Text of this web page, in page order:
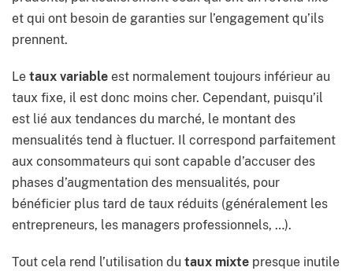
et qui ont besoin de garanties sur l’engagement qu’ils
prennent.
Le taux variable est normalement toujours inférieur au
taux fixe, il est donc moins cher. Cependant, puisqu’il
est lié aux tendances du marché, le montant des
mensualités tend à fluctuer. Il correspond parfaitement
aux consommateurs qui sont capable d’accuser des
phases d’augmentation des mensualités, pour
bénéficier plus tard de taux réduits (généralement les
entrepreneurs, les managers professionnels, …).
Tout cela rend l’utilisation du taux mixte presque inutile